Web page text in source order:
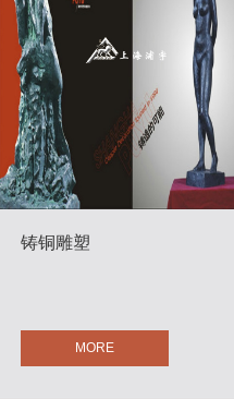
铸铜雕塑
MORE